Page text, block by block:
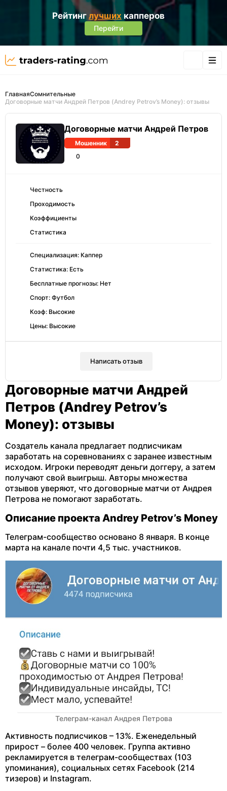
Рейтинг лучших капперов
Перейти
ГлавнаяСомнительные
Договорные матчи Андрей Петров (Andrey Petrov’s Money): отзывы
Договорные матчи Андрей Петров
Мошенник
2
0
Честность
Проходимость
Коэффициенты
Статистика
Специализация: Каппер
Статистика: Есть
Бесплатные прогнозы: Нет
Спорт: Футбол
Коэф: Высокие
Цены: Высокие
Написать отзыв
Договорные матчи Андрей
Петров (Andrey Petrov’s
Money): отзывы
Создатель канала предлагает подписчикам
заработать на соревнованиях с заранее известным
исходом. Игроки переводят деньги доггеру, а затем
получают свой выигрыш. Авторы множества
отзывов уверяют, что договорные матчи от Андрея
Петрова не помогают заработать.
Описание проекта Andrey Petrov’s Money
Телеграм-сообщество основано 8 января. В конце
марта на канале почти 4,5 тыс. участников.
Телеграм-канал Андрея Петрова
Активность подписчиков – 13%. Еженедельный
прирост – более 400 человек. Группа активно
рекламируется в телеграм-сообществах (103
упоминания), социальных сетях Facebook (214
тизеров) и Instagram.